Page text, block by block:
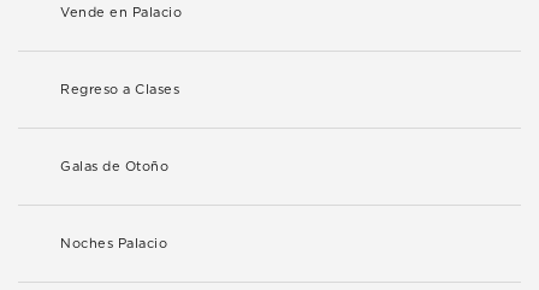
Vende en Palacio
Regreso a Clases
Galas de Otoño
Noches Palacio